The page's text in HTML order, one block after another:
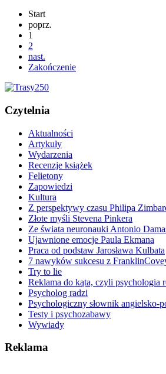
Start
poprz.
1
2
nast.
Zakończenie
Czytelnia
Aktualności
Artykuły
Wydarzenia
Recenzje książek
Felietony
Zapowiedzi
Kultura
Z perspektywy czasu Philipa
Złote myśli Stevena Pinkera
Ze świata neuronauki Antonio
Ujawnione emocje Paula Ekmana
Praca od podstaw Jarosława Kulbata
7 nawyków sukcesu z
Try to lie
Reklama do kąta, czyli psychologia
Psycholog radzi
Psychologiczny słownik angielsko-
Testy i psychozabawy
Wywiady
Reklama